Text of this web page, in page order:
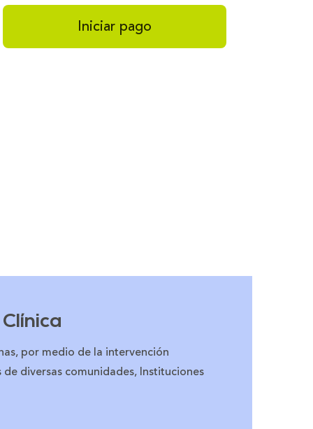
Iniciar pago
por medio de la intervención
diversas comunidades, Instituciones